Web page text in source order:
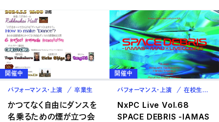
開催中
パフォーマンス・上演 卒業生
かつてなく自由にダンスを
名乗るための煙が立つ会
開催中
パフォーマンス・上演 在校生
NxPC Live Vol.68
SPACE DEBRIS -IAMAS